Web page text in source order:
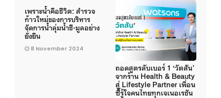
เพราะน้ำคือชีวิต: สำรวจ
ก้าวใหม่ของการบริหาร
จัดการน้ำลุ่มน้ำชี-มูลอย่าง
ยั่งยืน
8 November 2024
ถอดสูตรลับเบอร์ 1 ‘วัตสัน’
จากร้าน Health & Beauty
สู่ Lifestyle Partner เพื่อน
ซี้รู้ใจคนไทยทุกเจเนอเรชัน